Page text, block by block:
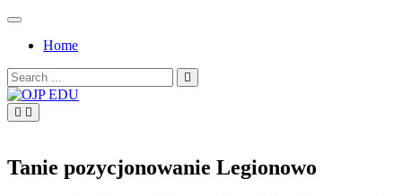
Skip
contentHome
Search
for:
Tanie pozycjonowanie Legionowo